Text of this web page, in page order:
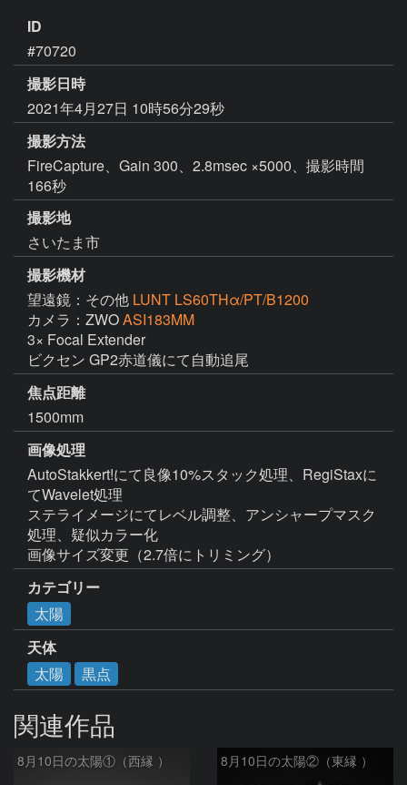
ID
#70720
撮影日時
2021年4月27日 10時56分29秒
撮影方法
FireCapture、Gain 300、2.8msec ×5000、撮影時間
166秒
撮影地
さいたま市
撮影機材
望遠鏡：その他 LUNT LS60THα/PT/B1200
カメラ：ZWOASI183MM
3× Focal Extender
ビクセン GP2赤道儀にて自動追尾
焦点距離
1500mm
画像処理
AutoStakkert!にて良像10%スタック処理、RegiStaxに
てWavelet処理
ステライメージにてレベル調整、アンシャープマスク
処理、疑似カラー化
画像サイズ変更（2.7倍にトリミング）
カテゴリー
太陽
天体
太陽
黒点
関連作品
8月10日の太陽①（西縁 ） 8月10日の太陽②（東縁 ）